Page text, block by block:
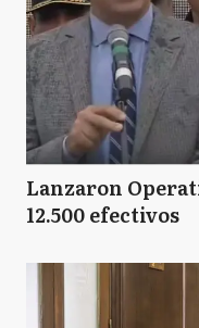
Lanzaron
12.500 efectivos